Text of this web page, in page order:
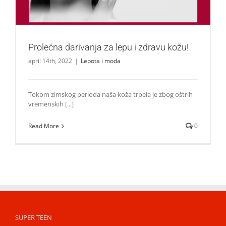
Prolećna darivanja za lepu i zdravu kožu!
april 14th, 2022 | Lepota i moda
Tokom zimskog perioda naša koža trpela je zbog oštrih
vremenskih [...]
Read More 0
SUPER TEEN